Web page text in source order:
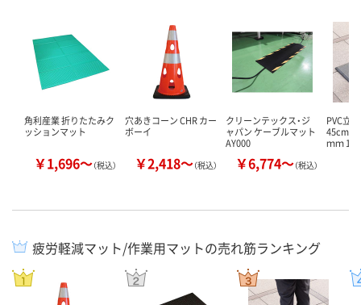
角利産業 折りたたみク
ッションマット
￥1,696～（税込）
穴あきコーン CHR カー
ボーイ
￥2,418～（税込）
クリーンテックス・ジ
ャパン ケーブルマット
AY000
￥6,774～（税込）
PVC立
ｍｍ 1
疲労軽減マット/作業用マットの売れ筋ランキング